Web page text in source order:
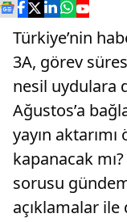
Türkiye’nin
3A, görev
nesil uydulara
Ağustos’a
yayın
kapanacak
sorusu
açıklamalar